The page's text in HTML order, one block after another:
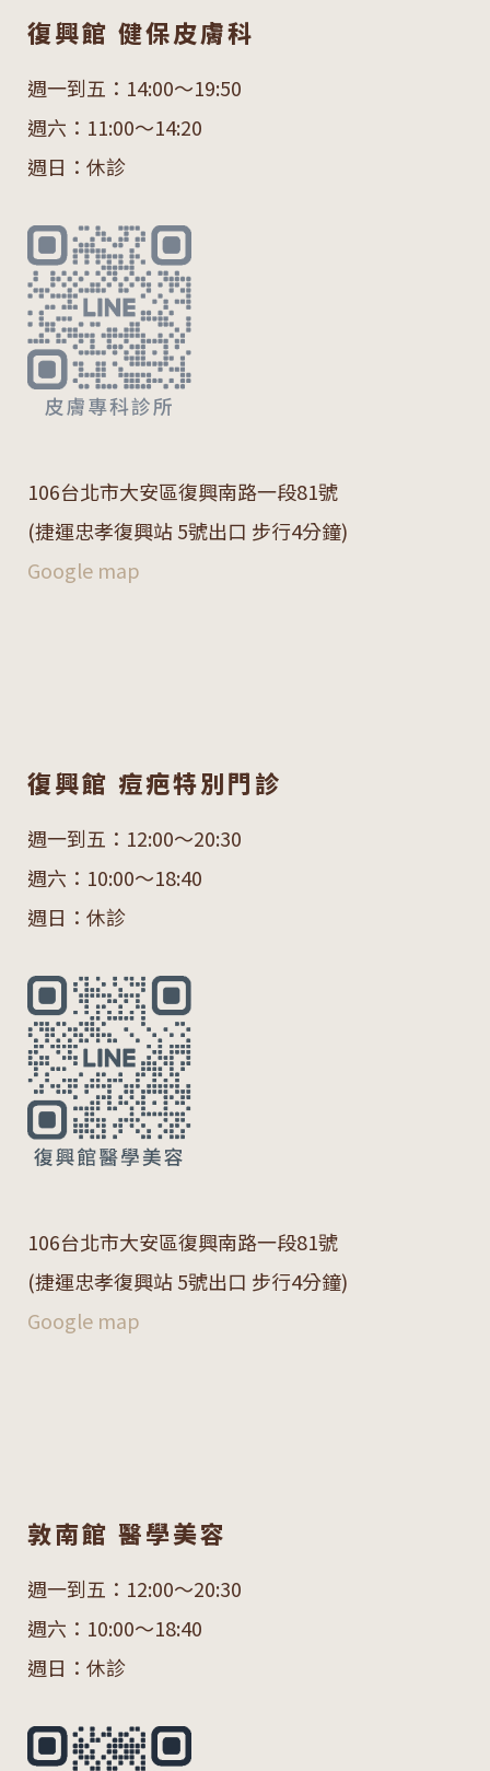
復興館 健保皮膚科
週一到五：14:00～19:50
週六：11:00～14:20
週日：休診
106台北市大安區復興南路一段81號
(捷運忠孝復興站 5號出口 步行4分鐘)
Google map
復興館 痘疤特別門診
週一到五：12:00～20:30
週六：10:00～18:40
週日：休診
106台北市大安區復興南路一段81號
(捷運忠孝復興站 5號出口 步行4分鐘)
Google map
敦南館 醫學美容
週一到五：12:00～20:30
週六：10:00～18:40
週日：休診